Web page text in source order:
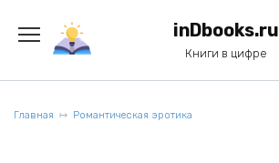
содержанию
inDbooks.ru
Книги в цифре
Главная Романтическая эротика